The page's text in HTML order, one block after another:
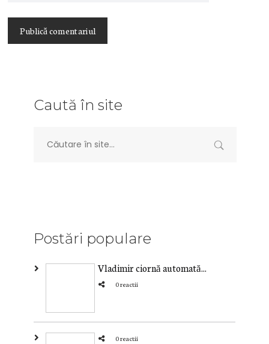
Caută în site
Postări populare
Vladimir ciornă automată...
0 reactii
0 reactii